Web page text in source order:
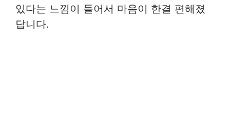
있다는 느낌이 들어서 마음이 한결 편해졌
답니다.